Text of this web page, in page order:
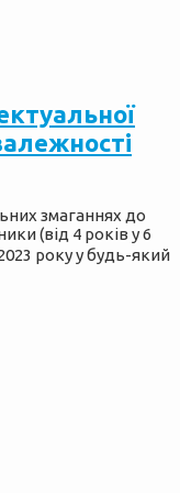
змаганнях до
(від 4 років у 6
року у будь-який